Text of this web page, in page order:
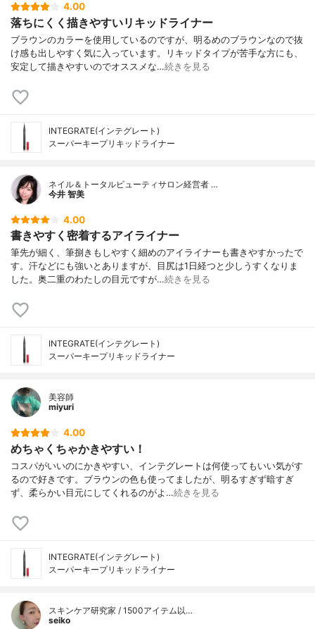
4.00
落ちにくく描きやすいリキッドライナー
ブラウンのカラーを使用しているのですが、明るめのブラウンなので抜
け感も出しやすく気に入っています。リキッドタイプが苦手な方にも、
安定して描きやすいのでオススメな…続きを見る
INTEGRATE(インテグレート)
スーパーキープリキッドライナー
ネイル＆トータルビューティサロン経営者 …
今井 智美
4.00
書きやすく密着するアイライナー
筆先が細く、筆捌きもしやすく細めのアイライナーも書きやすかったで
す。汗などにも強いとありますが、目尻は1日経つと少しうすくなりま
した。奥二重のわたしの目元ですが…続きを見る
INTEGRATE(インテグレート)
スーパーキープリキッドライナー
美容師
miyuri
4.00
めちゃくちゃかきやすい！
コスパがいいのにかきやすい、インテグレートは何使ってもいい気がす
るので好きです。ブラウンの色も使ってましたが、明るすぎず暗すぎ
ず、柔らかい目元にしてくれるのがよ…続きを見る
INTEGRATE(インテグレート)
スーパーキープリキッドライナー
スキンケア研究家 / 1500アイテム以…
seiko